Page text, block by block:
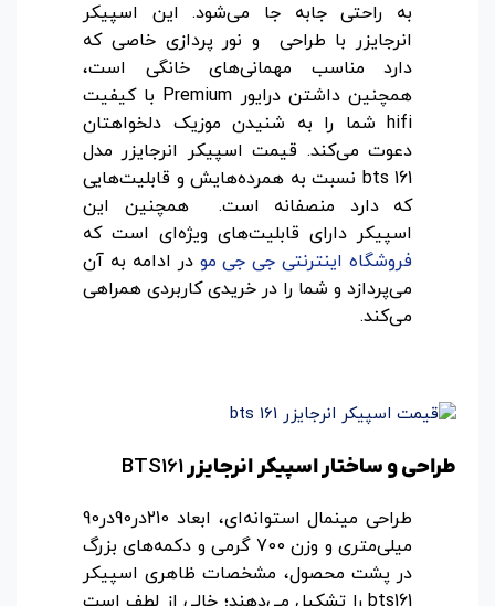
به راحتی جابه جا می‌شود. این اسپیکر
انرجایزر با طراحی و نور پردازی خاصی که
دارد مناسب مهمانی‌های خانگی است،
همچنین داشتن درایور Premium با کیفیت
hifi شما را به شنیدن موزیک دلخواهتان
دعوت می‌کند. قیمت اسپیکر انرجایزر مدل
bts 161 نسبت به همرده‌هایش و قابلیت‌هایی
که دارد منصفانه است. همچنین این
اسپیکر دارای قابلیت‌های ویژه‌ای است که
فروشگاه اینترنتی جی ‌جی ‌مو در ادامه به آن
می‌پردازد و شما را در خریدی کاربردی همراهی
می‌کند.
طراحی و ساختار اسپیکر انرجایزرBTS161
طراحی مینمال استوانه‌ای، ابعاد 210در90در90
میلی‌متری و وزن 700 گرمی و دکمه‌های بزرگ
در پشت محصول، مشخصات ظاهری اسپیکر